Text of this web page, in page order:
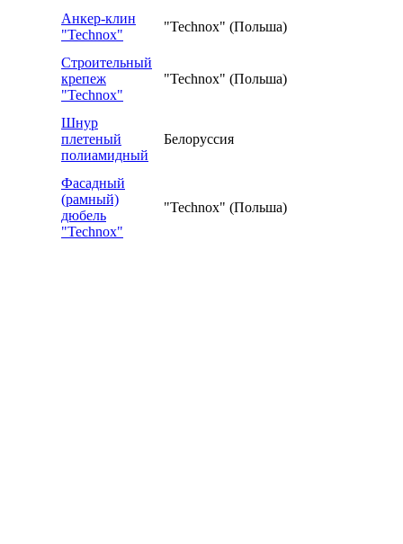
Анкер-клин
"Technox"
"Technox" (Польша)
Строительный
крепеж
"Technox"
"Technox" (Польша)
Шнур
плетеный
полиамидный
Белоруссия
Фасадный
(рамный)
дюбель
"Technox"
"Technox" (Польша)